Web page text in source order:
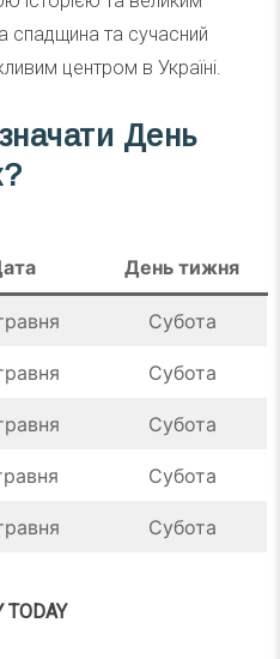
спадщина та сучасний
центром в Україні.
День
День тижня
Субота
Субота
Субота
Субота
Субота